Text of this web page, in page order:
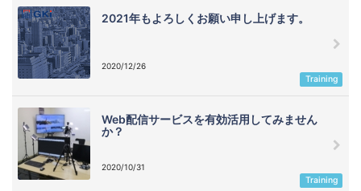
2021年もよろしくお願い申し上げます。
2020/12/26
Training
Web配信サービスを有効活用してみません
か？
2020/10/31
Training